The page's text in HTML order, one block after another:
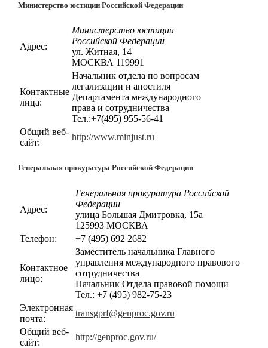
Министерство юстиции Российской Федерации
Адрес:
Министерство юстиции
Российской Федерации
ул. Житная, 14
МОСКВА 119991
Контактные
лица:
Начальник отдела по вопросам
легализации и апостиля
Департамента международного
права и сотрудничества
Тел.:+7(495) 955-56-41
Общий веб-
сайт:
http://www.minjust.ru
Генеральная прокуратура Российской Федерации
Адрес:
Генеральная прокуратура Российской
Федерации
улица Большая Дмитровка, 15а
125993 МОСКВА
Телефон:
+7 (495) 692 2682
Контактное
лицо:
Заместитель начальника Главного
управления международного правового
сотрудничества
Начальник Отдела правовой помощи
Тел.: +7 (495) 982-75-23
Электронная
почта:
transgprf@genproc.gov.ru
Общий веб-
сайт:
http://genproc.gov.ru/